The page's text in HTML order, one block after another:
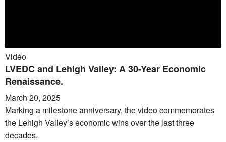
Vidéo
LVEDC and Lehigh Valley: A 30-Year Economic
Renaissance.
March 20, 2025
Marking a milestone anniversary, the video commemorates
the Lehigh Valley’s economic wins over the last three
decades.